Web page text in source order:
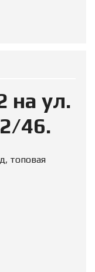
на ул.
46.
топовая